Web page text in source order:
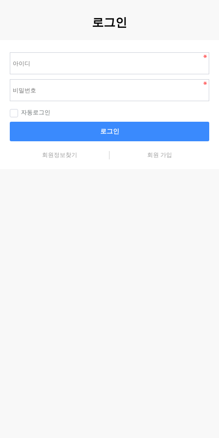
로그인
자동로그인
로그인
회원정보찾기 회원 가입